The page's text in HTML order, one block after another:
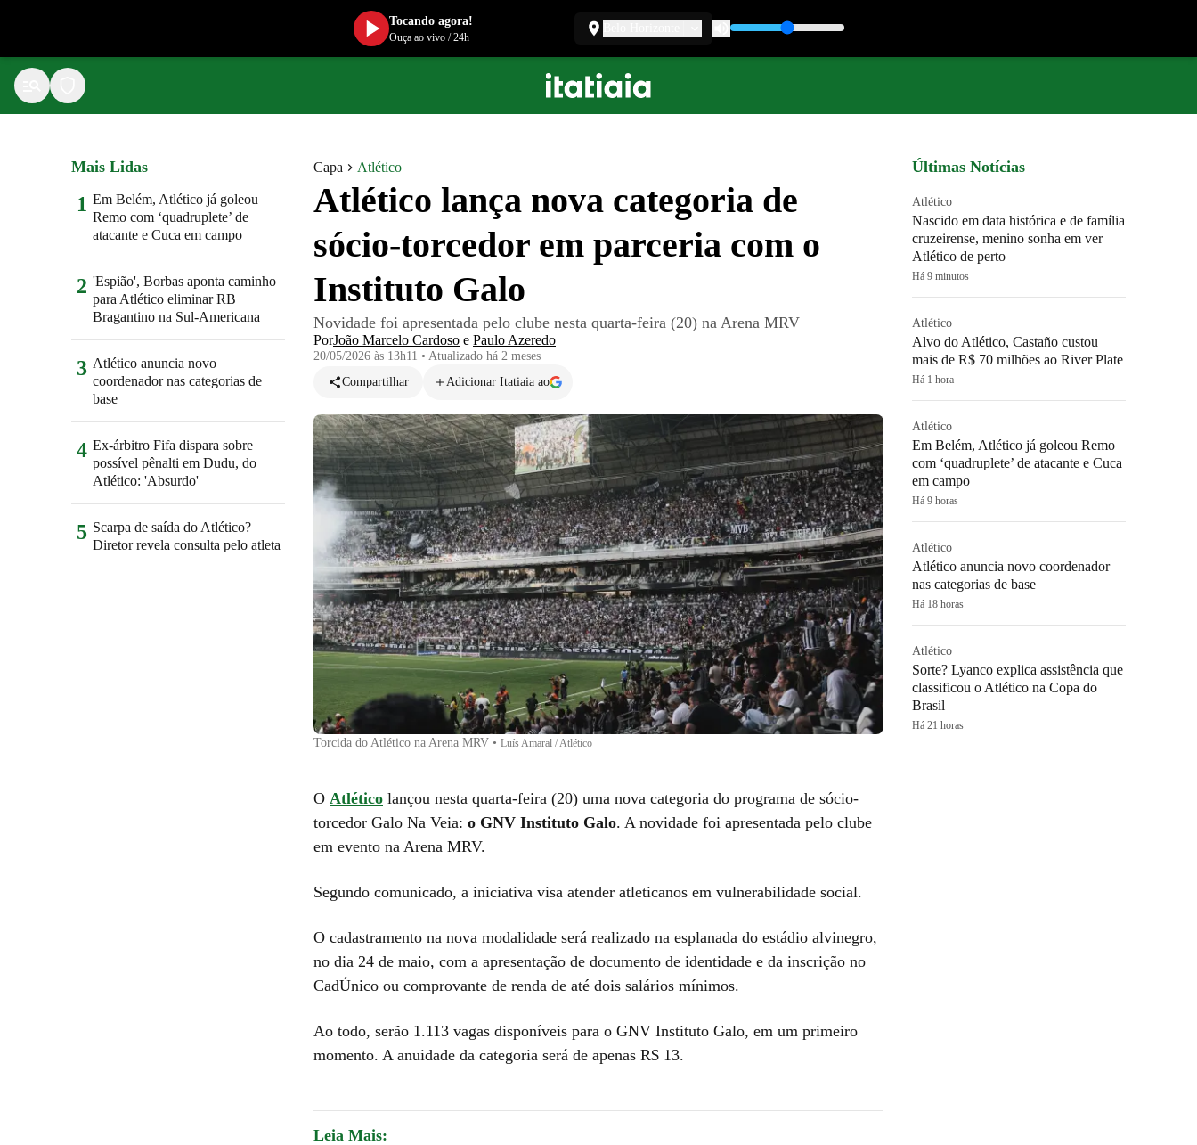
Capa Atlético
Atlético lança nova categoria de
sócio-torcedor em parceria com o
Instituto Galo
Novidade foi apresentada pelo clube nesta quarta-feira (20) na Arena MRV
PorJoão Marcelo Cardoso e Paulo Azeredo
20/05/2026 às 13h11 • Atualizado há 2 meses
Compartilhar
Adicionar Itatiaia ao
Torcida do Atlético na Arena MRV • Luís Amaral / Atlético
O Atlético lançou nesta quarta-feira (20) uma nova categoria do programa de sócio-
torcedor Galo Na Veia: o GNV Instituto Galo. A novidade foi apresentada pelo clube
em evento na Arena MRV.
Segundo comunicado, a iniciativa visa atender atleticanos em vulnerabilidade social.
O cadastramento na nova modalidade será realizado na esplanada do estádio alvinegro,
no dia 24 de maio, com a apresentação de documento de identidade e da inscrição no
CadÚnico ou comprovante de renda de até dois salários mínimos.
Ao todo, serão 1.113 vagas disponíveis para o GNV Instituto Galo, em um primeiro
momento. A anuidade da categoria será de apenas R$ 13.
Leia Mais:
Mais Lidas
1 Em Belém, Atlético já goleou
Remo com ‘quadruplete’ de
atacante e Cuca em campo
2 'Espião', Borbas aponta caminho
para Atlético eliminar RB
Bragantino na Sul-Americana
3 Atlético anuncia novo
coordenador nas categorias de
base
4 Ex-árbitro Fifa dispara sobre
possível pênalti em Dudu, do
Atlético: 'Absurdo'
5 Scarpa de saída do Atlético?
Diretor revela consulta pelo atleta
Últimas Notícias
Atlético
Nascido em data histórica e de família
cruzeirense, menino sonha em ver
Atlético de perto
Há 9 minutos
Atlético
Alvo do Atlético, Castaño custou
mais de R$ 70 milhões ao River Plate
Há 1 hora
Atlético
Em Belém, Atlético já goleou Remo
com ‘quadruplete’ de atacante e Cuca
em campo
Há 9 horas
Atlético
Atlético anuncia novo coordenador
nas categorias de base
Há 18 horas
Atlético
Sorte? Lyanco explica assistência que
classificou o Atlético na Copa do
Brasil
Há 21 horas
Tocando agora!
Ouça ao vivo/24h